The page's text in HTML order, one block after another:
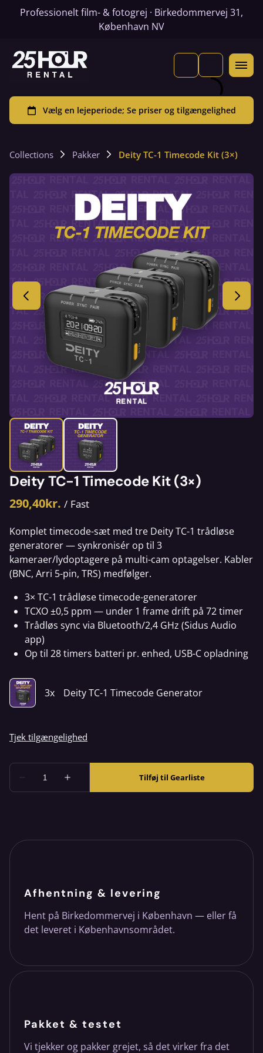
Professionelt film- & fotogrej · Birkedommervej 31,
København NV
Collections Pakker Deity TC-1 Timecode Kit (3×)
Deity TC-1 Timecode Kit (3×)
/
Komplet timecode-sæt med tre Deity TC-1 trådløse
generatorer — synkronisér op til 3
kameraer/lydoptagere på multi-cam optagelser. Kabler
(BNC, Arri 5-pin, TRS) medfølger.
3× TC-1 trådløse timecode-generatorer
TCXO ±0,5 ppm — under 1 frame drift på 72 timer
Trådløs sync via Bluetooth/2,4 GHz (Sidus Audio
app)
Op til 28 timers batteri pr. enhed, USB-C opladning
Afhentning & levering
Hent på Birkedommervej i København — eller få
det leveret i Københavnsområdet.
Pakket & testet
Vi tjekker og pakker grejet, så det virker fra det